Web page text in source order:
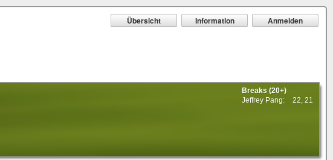
Übersicht Information Anmelden
Breaks (20+)
Jeffrey Pang:
22, 21